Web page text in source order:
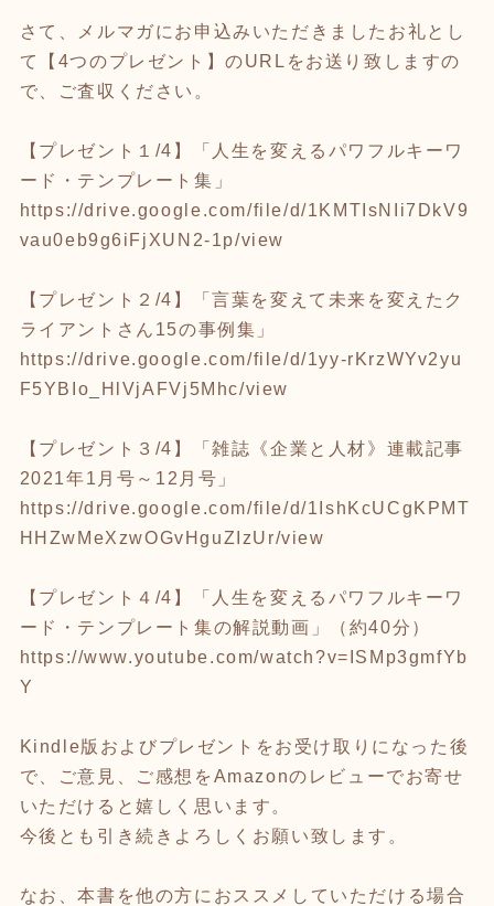
さて、メルマガにお申込みいただきましたお礼とし
て【4つのプレゼント】のURLをお送り致しますの
で、ご査収ください。
【プレゼント１/4】「人生を変えるパワフルキーワ
ード・テンプレート集」
https://drive.google.com/file/d/1KMTIsNIi7DkV9
vau0eb9g6iFjXUN2-1p/view
【プレゼント２/4】「言葉を変えて未来を変えたク
ライアントさん15の事例集」
https://drive.google.com/file/d/1yy-rKrzWYv2yu
F5YBIo_HlVjAFVj5Mhc/view
【プレゼント３/4】「雑誌《企業と人材》連載記事
2021年1月号～12月号」
https://drive.google.com/file/d/1IshKcUCgKPMT
HHZwMeXzwOGvHguZIzUr/view
【プレゼント４/4】「人生を変えるパワフルキーワ
ード・テンプレート集の解説動画」（約40分）
https://www.youtube.com/watch?v=ISMp3gmfYb
Y
Kindle版およびプレゼントをお受け取りになった後
で、ご意見、ご感想をAmazonのレビューでお寄せ
いただけると嬉しく思います。
今後とも引き続きよろしくお願い致します。
なお、本書を他の方におススメしていただける場合